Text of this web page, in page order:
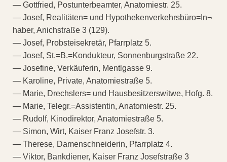
— Gottfried, Postunterbeamter, Anatomiestr. 25.
— Josef, Realitäten= und Hypothekenverkehrsbüro=In¬
haber, Anichstraße 3 (129).
— Josef, Probsteisekretär, Pfarrplatz 5.
— Josef, St.=B.=Kondukteur, Sonnenburgstraße 22.
— Josefine, Verkäuferin, Mentlgasse 9.
— Karoline, Private, Anatomiestraße 5.
— Marie, Drechslers= und Hausbesitzerswitwe, Hofg. 8.
— Marie, Telegr.=Assistentin, Anatomiestr. 25.
— Rudolf, Kinodirektor, Anatomiestraße 5.
— Simon, Wirt, Kaiser Franz Josefstr. 3.
— Therese, Damenschneiderin, Pfarrplatz 4.
— Viktor, Bankdiener, Kaiser Franz Josefstraße 3